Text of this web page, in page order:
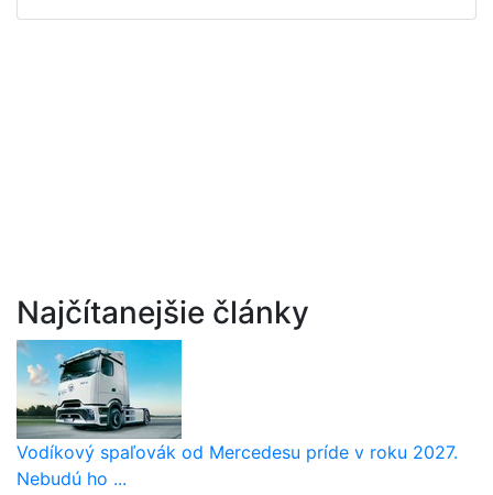
Najčítanejšie články
Vodíkový spaľovák od Mercedesu príde v roku 2027.
Nebudú ho ...